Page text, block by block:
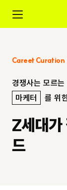
Careet Curation
경쟁사는 모르
마케터
를 위
Z세대가
드